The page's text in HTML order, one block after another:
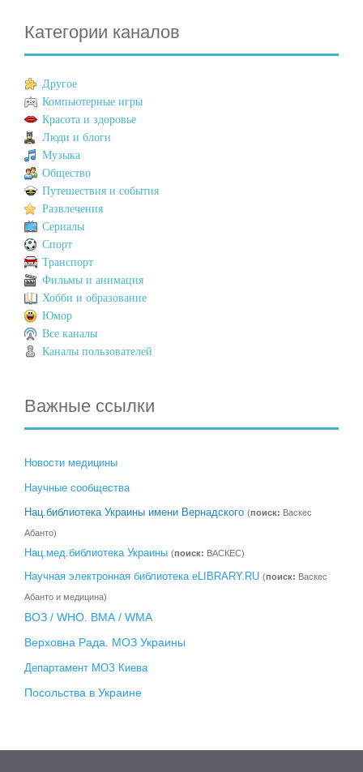
Категории каналов
Другое
Компьютерные игры
Красота и здоровье
Люди и блоги
Музыка
Общество
Путешествия и события
Развлечения
Сериалы
Спорт
Транспорт
Фильмы и анимация
Хобби и образование
Юмор
Все каналы
Каналы пользователей
Важные ссылки
Новости медицины
Научные сообщества
Нац.библиотека Украины имени Вернадского (поиск: Васкес
Абанто)
Нац.мед.библиотека Украины (поиск: ВАСКЕС)
Научная электронная библиотека eLIBRARY.RU (поиск: Васкес
Абанто и медицина)
ВОЗ / WHO ВМА / WMA
Верховна Рада
МОЗ Украины
Департамент МОЗ Киева
Посольства в Украине